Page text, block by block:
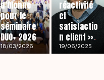
d’Olonne
pour le
séminaire
DUO+ 2026
18/03/2026
réactivité
et
satisfactio
n client »
19/06/2025